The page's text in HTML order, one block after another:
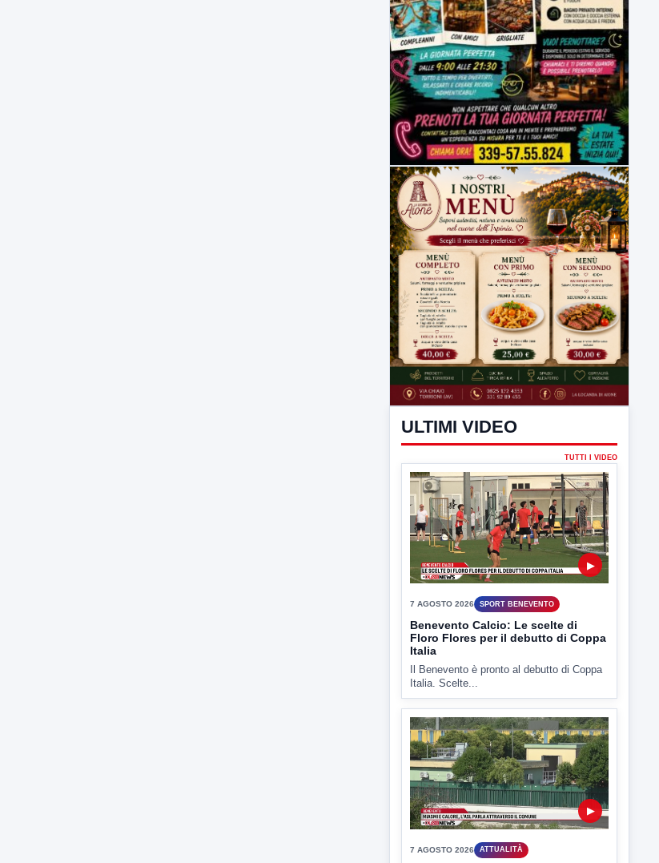
ULTIMI VIDEO
TUTTI I VIDEO
▶
7 AGOSTO 2026 SPORT BENEVENTO
Benevento Calcio: Le scelte di
Floro Flores per il debutto di Coppa
Italia
Il Benevento è pronto al debutto di Coppa
Italia. Scelte...
▶
7 AGOSTO 2026 ATTUALITÀ